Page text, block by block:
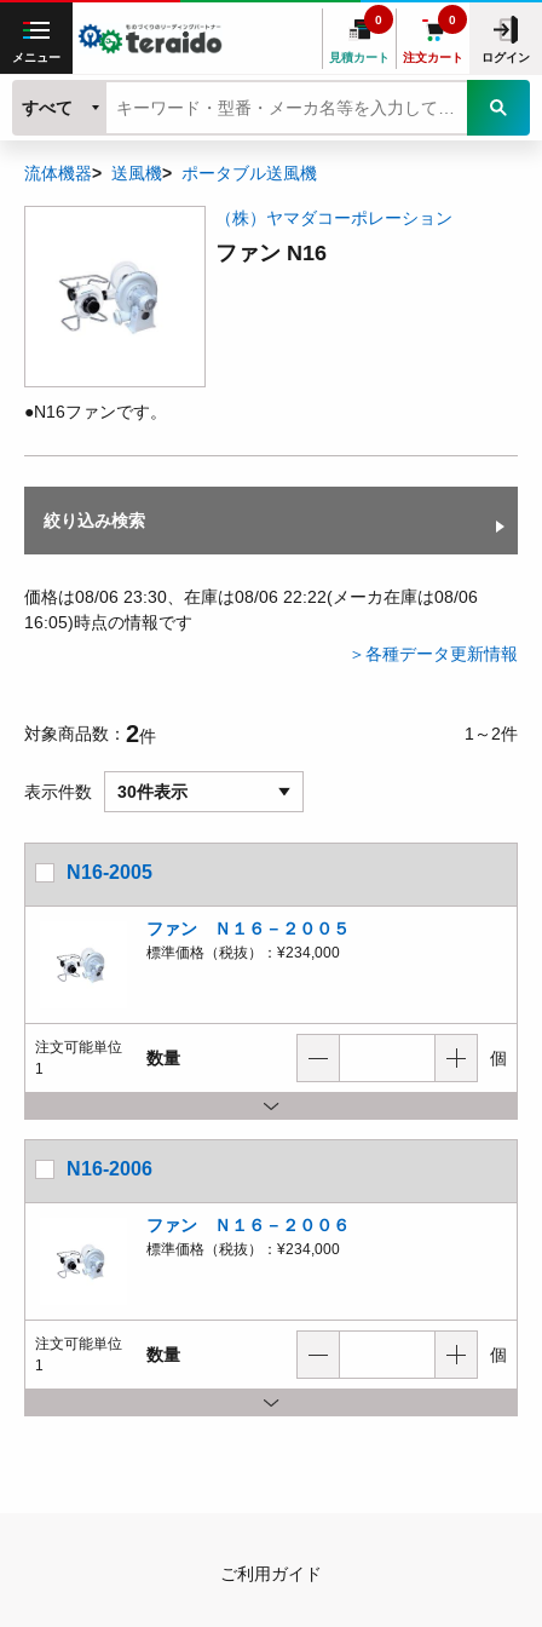
メニュー 見積カート
0
注文カート
0
ログイン
すべて
流体機器 送風機 ポータブル送風機
（株）ヤマダコーポレーション
ファン N16
●N16ファンです。
絞り込み検索
価格は08/06 23:30、在庫は08/06 22:22(メーカ在庫は08/06
16:05)時点の情報です
＞各種データ更新情報
対象商品数 2件 1～2件
表示件数 30件表示
N16-2005
ファン Ｎ１６－２００５
標準価格（税抜）： ¥234,000
注文可能単位
1
数量 個
N16-2006
ファン Ｎ１６－２００６
標準価格（税抜）： ¥234,000
注文可能単位
1
数量 個
ご利用ガイド